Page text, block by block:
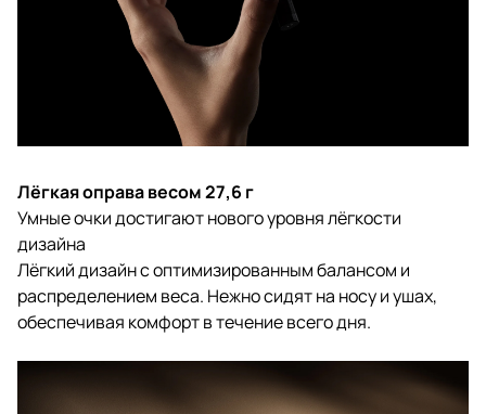
Лёгкая оправа весом 27,6 г
Умные очки достигают нового уровня лёгкости
дизайна
Лёгкий дизайн с оптимизированным балансом и
распределением веса. Нежно сидят на носу и ушах,
обеспечивая комфорт в течение всего дня.